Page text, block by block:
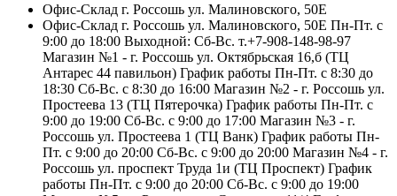
Офис-Склад г. Россошь ул. Малиновского, 50Е
Офис-Склад г. Россошь ул. Малиновского, 50Е Пн-Пт. с
9:00 до 18:00 Выходной: Сб-Вс. т.+7-908-148-98-97
Магазин №1 - г. Россошь ул. Октябрьская 16,б (ТЦ
Антарес 44 павильон) График работы Пн-Пт. с 8:30 до
18:30 Сб-Вс. с 8:30 до 16:00 Магазин №2 - г. Россошь ул.
Простеева 13 (ТЦ Пятерочка) График работы Пн-Пт. с
9:00 до 19:00 Сб-Вс. с 9:00 до 17:00 Магазин №3 - г.
Россошь ул. Простеева 1 (ТЦ Ванк) График работы Пн-
Пт. с 9:00 до 20:00 Сб-Вс. с 9:00 до 20:00 Магазин №4 - г.
Россошь ул. проспект Труда 1и (ТЦ Проспект) График
работы Пн-Пт. с 9:00 до 20:00 Сб-Вс. с 9:00 до 19:00